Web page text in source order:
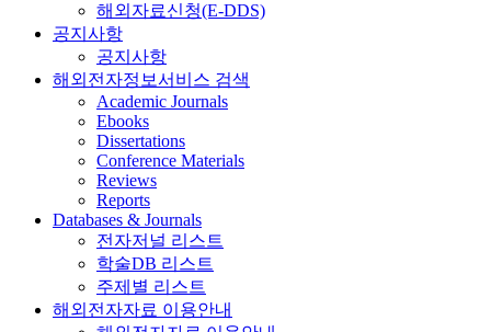
해외자료신청(E-DDS)
공지사항
공지사항
해외전자정보서비스 검색
Academic Journals
Ebooks
Dissertations
Conference Materials
Reviews
Reports
Databases & Journals
전자저널 리스트
학술DB 리스트
주제별 리스트
해외전자자료 이용안내